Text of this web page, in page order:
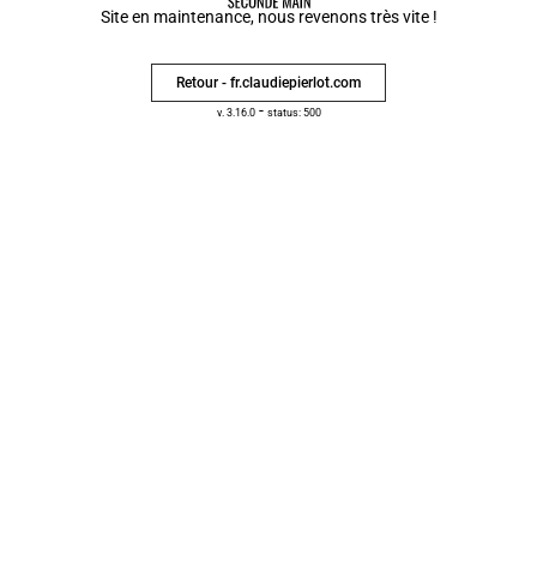
Site en maintenance, nous revenons très vite !
Retour - fr.claudiepierlot.com
v. 3.16.0- status: 500